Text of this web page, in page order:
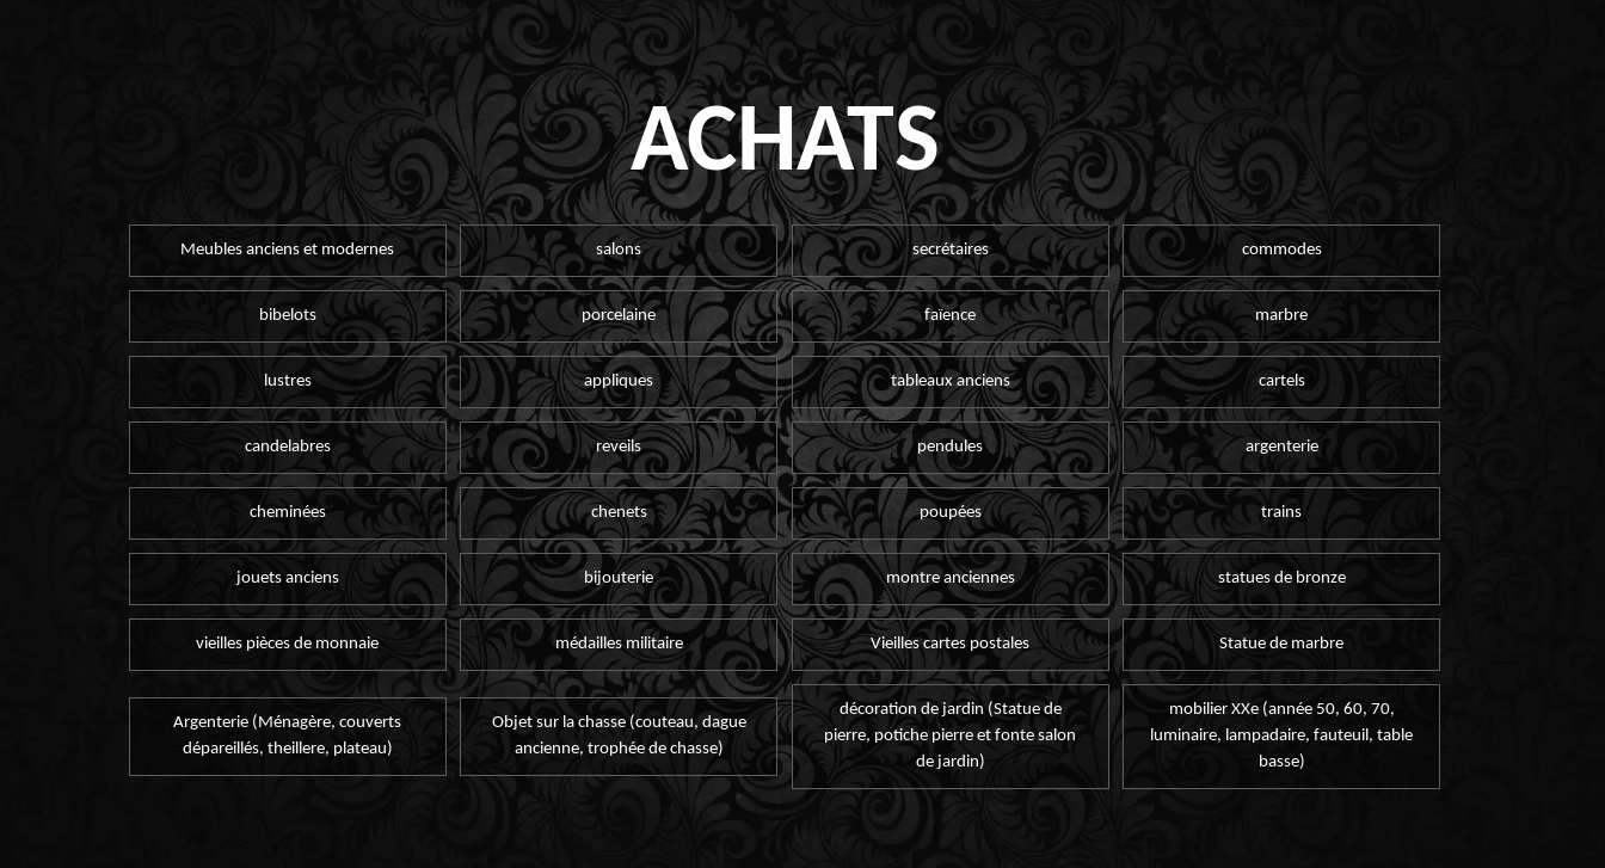
ACHATS
Meubles anciens et modernes salons secrétaires commodes
bibelots porcelaine faïence marbre
lustres appliques tableaux anciens cartels
candelabres reveils pendules argenterie
cheminées chenets poupées trains
jouets anciens bijouterie montre anciennes statues de bronze
vieilles pièces de monnaie médailles militaire Vieilles cartes postales Statue de marbre
Argenterie (Ménagère, couverts
dépareillés, theillere, plateau)
Objet sur la chasse (couteau, dague
ancienne, trophée de chasse)
décoration de jardin (Statue de
pierre, potiche pierre et fonte salon
de jardin)
mobilier XXe (année 50, 60, 70,
luminaire, lampadaire, fauteuil, table
basse)